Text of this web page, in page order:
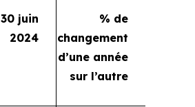
30 juin
2024
% de
changement
d’une année
sur l’autre